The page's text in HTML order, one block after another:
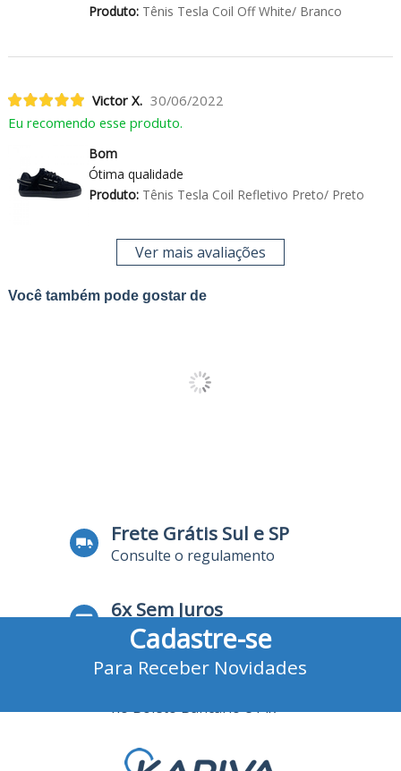
Produto:Tênis Tesla Coil Off White/ Branco
Victor X. 30/06/2022
Eu recomendo esse produto.
Bom
Ótima qualidade
Produto:Tênis Tesla Coil Refletivo Preto/ Preto
Ver mais avaliações
Você também pode gostar de
Frete Grátis Sul e SP
Consulte o regulamento
6x Sem Juros
no Cartão de Crédito
no Boleto Bancário e Pix
Cadastre-se
Para Receber Novidades